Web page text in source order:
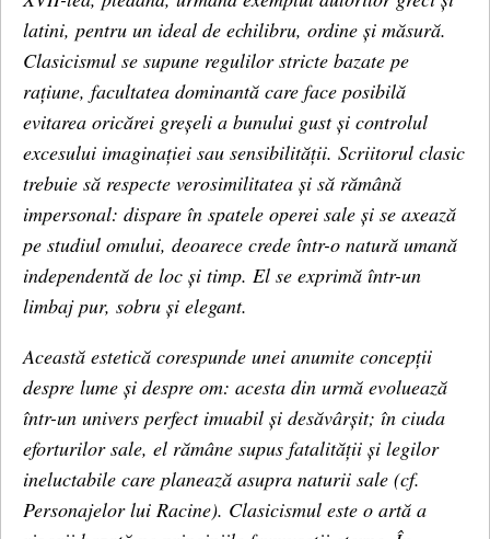
latini, pentru un ideal de echilibru, ordine și măsură.
Clasicismul se supune regulilor stricte bazate pe
rațiune, facultatea dominantă care face posibilă
evitarea oricărei greșeli a bunului gust și controlul
excesului imaginației sau sensibilității. Scriitorul clasic
trebuie să respecte verosimilitatea și să rămână
impersonal: dispare în spatele operei sale și se axează
pe studiul omului, deoarece crede într-o natură umană
independentă de loc și timp. El se exprimă într-un
limbaj pur, sobru și elegant.
Această estetică corespunde unei anumite concepții
despre lume și despre om: acesta din urmă evoluează
într-un univers perfect imuabil și desăvârșit; în ciuda
eforturilor sale, el rămâne supus fatalității și legilor
ineluctabile care planează asupra naturii sale (cf.
Personajelor lui Racine). Clasicismul este o artă a